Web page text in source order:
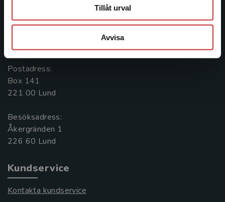
Tillåt urval
Avvisa
Kontakta oss
046-31 20 00
Postadress:
Box 141
221 00 Lund
Besöksadress:
Åkergränden 1
Kundservice
Kontakta kundservice